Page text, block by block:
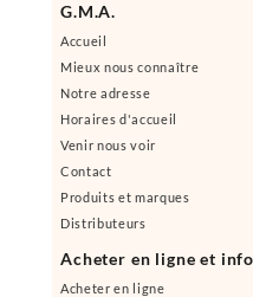
G.M.A.
Accueil
Mieux nous connaître
Notre adresse
Horaires d'accueil
Venir nous voir
Contact
Produits et marques
Distributeurs
Acheter en ligne et
Acheter en ligne